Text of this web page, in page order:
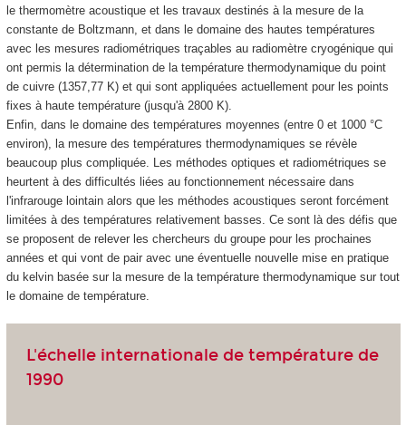
le thermomètre acoustique et les travaux destinés à la mesure de la
constante de Boltzmann, et dans le domaine des hautes températures
avec les mesures radiométriques traçables au radiomètre cryogénique qui
ont permis la détermination de la température thermodynamique du point
de cuivre (1357,77 K) et qui sont appliquées actuellement pour les points
fixes à haute température (jusqu'à 2800 K).
Enfin, dans le domaine des températures moyennes (entre 0 et 1000 °C
environ), la mesure des températures thermodynamiques se révèle
beaucoup plus compliquée. Les méthodes optiques et radiométriques se
heurtent à des difficultés liées au fonctionnement nécessaire dans
l'infrarouge lointain alors que les méthodes acoustiques seront forcément
limitées à des températures relativement basses. Ce sont là des défis que
se proposent de relever les chercheurs du groupe pour les prochaines
années et qui vont de pair avec une éventuelle nouvelle mise en pratique
du kelvin basée sur la mesure de la température thermodynamique sur tout
le domaine de température.
L'échelle internationale de température de
1990